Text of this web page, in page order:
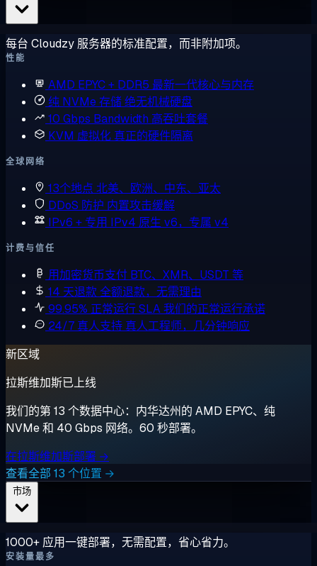
每台 Cloudzy 服务器的标准配置，而非附加项。
性能
AMD EPYC + DDR5 最新一代核心与内存
纯 NVMe 存储绝无机械硬盘
10 Gbps Bandwidth 高吞吐套餐
KVM 虚拟化 真正的硬件隔离
全球网络
13个地点 北美、欧洲、中东、亚太
DDoS 防护 内置攻击缓解
IPv6 + 专用 IPv4 原生 v6，专属 v4
计费与信任
用加密货币支付 BTC、XMR、USDT 等
14 天退款全额退款，无需理由
99.95% 正常运行 SLA我们的正常运行承诺
24/7 真人支持 真人工程师，几分钟响应
新区域
拉斯维加斯已上线
我们的第 13 个数据中心：内华达州的 AMD EPYC、纯
NVMe 和 40 Gbps 网络。60 秒部署。
在拉斯维加斯部署 →
查看全部 13 个位置 →
1000+ 应用一键部署，无需配置，省心省力。
安装量最多